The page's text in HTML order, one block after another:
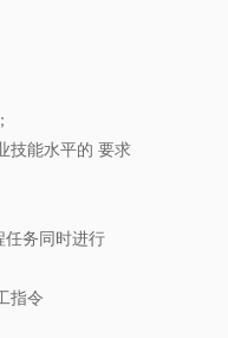
技能水平的 要求
务同时进行
指令